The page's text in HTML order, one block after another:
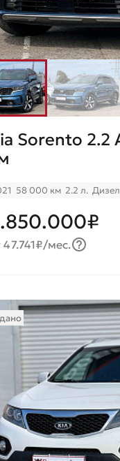
Sorento 2.2
58 000 км 2.2 л.
47.741₽/мес.